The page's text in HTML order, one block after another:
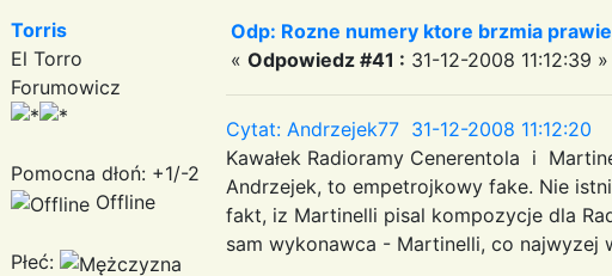
Torris
El Torro
Forumowicz
Pomocna dłoń: +1/-2
Offline
Płeć:
Odp: Rozne numery ktore brzmia
« Odpowiedz #41 : 31-12-2008 11:12:39 »
Cytat: Andrzejek77 31-12-2008 11:12:20
Kawałek Radioramy Cenerentola i
Andrzejek, to empetrojkowy fake. Nie
fakt, iz Martinelli pisal kompozycje dla
sam wykonawca - Martinelli, co najwyzej